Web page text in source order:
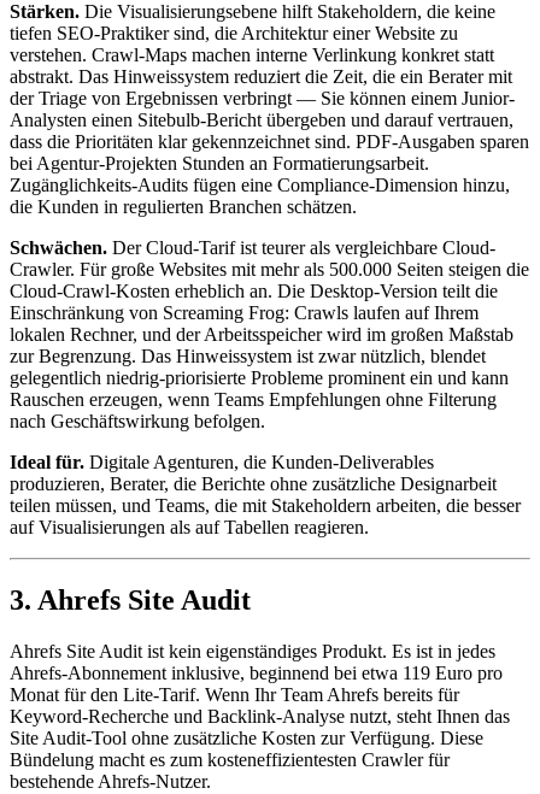
Stärken. Die Visualisierungsebene hilft Stakeholdern, die keine
tiefen SEO-Praktiker sind, die Architektur einer Website zu
verstehen. Crawl-Maps machen interne Verlinkung konkret statt
abstrakt. Das Hinweissystem reduziert die Zeit, die ein Berater mit
der Triage von Ergebnissen verbringt — Sie können einem Junior-
Analysten einen Sitebulb-Bericht übergeben und darauf vertrauen,
dass die Prioritäten klar gekennzeichnet sind. PDF-Ausgaben sparen
bei Agentur-Projekten Stunden an Formatierungsarbeit.
Zugänglichkeits-Audits fügen eine Compliance-Dimension hinzu,
die Kunden in regulierten Branchen schätzen.
Schwächen. Der Cloud-Tarif ist teurer als vergleichbare Cloud-
Crawler. Für große Websites mit mehr als 500.000 Seiten steigen die
Cloud-Crawl-Kosten erheblich an. Die Desktop-Version teilt die
Einschränkung von Screaming Frog: Crawls laufen auf Ihrem
lokalen Rechner, und der Arbeitsspeicher wird im großen Maßstab
zur Begrenzung. Das Hinweissystem ist zwar nützlich, blendet
gelegentlich niedrig-priorisierte Probleme prominent ein und kann
Rauschen erzeugen, wenn Teams Empfehlungen ohne Filterung
nach Geschäftswirkung befolgen.
Ideal für. Digitale Agenturen, die Kunden-Deliverables
produzieren, Berater, die Berichte ohne zusätzliche Designarbeit
teilen müssen, und Teams, die mit Stakeholdern arbeiten, die besser
auf Visualisierungen als auf Tabellen reagieren.
3. Ahrefs Site Audit
Ahrefs Site Audit ist kein eigenständiges Produkt. Es ist in jedes
Ahrefs-Abonnement inklusive, beginnend bei etwa 119 Euro pro
Monat für den Lite-Tarif. Wenn Ihr Team Ahrefs bereits für
Keyword-Recherche und Backlink-Analyse nutzt, steht Ihnen das
Site Audit-Tool ohne zusätzliche Kosten zur Verfügung. Diese
Bündelung macht es zum kosteneffizientesten Crawler für
bestehende Ahrefs-Nutzer.